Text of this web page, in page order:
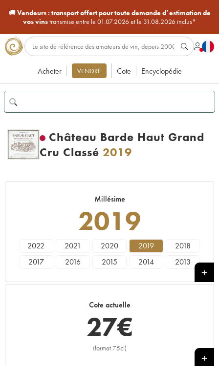
🚚Vendeurs : transport offert pour toute demande d’estimation de
vos vinstransmise entre le 01.07.2026 et le 31.08.2026 inclus*
Acheter VENDRE Cote Encyclopédie
Château Barde Haut Grand
Cru Classé 2019
Millésime
2019
2022 2021 2020 2019
2018
2017
2016 2015 2014
2013
2000
1995
Cote actuelle
27€
(format 75cl)
+